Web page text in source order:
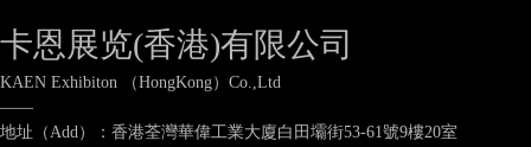
卡恩展览(香港)有限公司
KAEN Exhibiton （HongKong）Co.,Ltd
——
地址（Add）：香港荃灣華偉工業大廈白田壩街53-61號9樓20室